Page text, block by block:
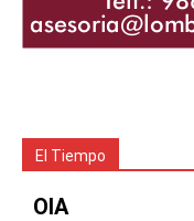
El Tiempo
OIA